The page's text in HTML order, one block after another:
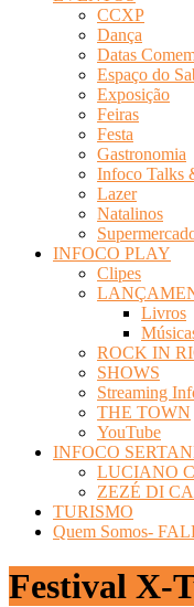
CCXP
Dança
Datas
Espaço do
Exposição
Feiras
Festa
Gastronomia
Infoco Talks
Lazer
Natalinos
INFOCO PLAY
Clipes
Livros
ROCK IN
SHOWS
Streaming
THE TOWN
YouTube
INFOCO
LUCIANO
ZEZÉ DI
TURISMO
Quem Somos-
Festival X-